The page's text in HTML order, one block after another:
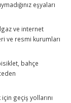
eşyaları
ve internet
ve resmi kurumları
bahçe
için geçiş yollarını